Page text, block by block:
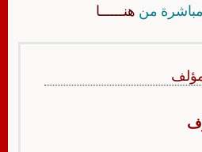
مباشرة من هنــــــا